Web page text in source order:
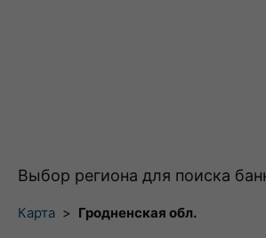
Выбор региона для поиска
Карта > Гродненская обл.